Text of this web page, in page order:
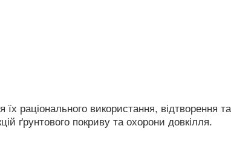
раціонального використання, відтворення та
ґрунтового покриву та охорони довкілля.